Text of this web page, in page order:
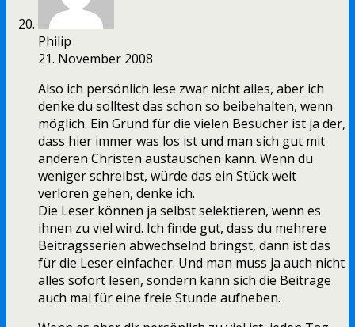
Philip
21. November 2008
Also ich persönlich lese zwar nicht alles, aber ich
denke du solltest das schon so beibehalten, wenn
möglich. Ein Grund für die vielen Besucher ist ja der,
dass hier immer was los ist und man sich gut mit
anderen Christen austauschen kann. Wenn du
weniger schreibst, würde das ein Stück weit
verloren gehen, denke ich.
Die Leser können ja selbst selektieren, wenn es
ihnen zu viel wird. Ich finde gut, dass du mehrere
Beitragsserien abwechselnd bringst, dann ist das
für die Leser einfacher. Und man muss ja auch nicht
alles sofort lesen, sondern kann sich die Beiträge
auch mal für eine freie Stunde aufheben.